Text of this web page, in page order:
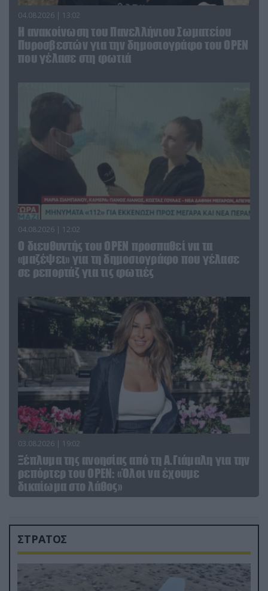
04.08.2026 | 13:02
Η ανακοίνωση του Πανελλήνιου Σωματείου
Πυροσβεστών για την δημοσιογράφο του OPEN
που γέλασε στη φωτιά
04.08.2026 | 12:02
O διευθυντής του OPEN προσπαθεί να τα
«μαζέψει» για τη δημοσιογράφο που γέλασε
σε ρεπορτάζ για τις φωτιές
03.08.2026 | 19:02
Ξέπλυμα της ανοησίας από τη Α.Γιάμαλη για την
ρεπόρτερ του ΟΡΕΝ: «Όλοι να έχουμε
δικαίωμα στο λάθος»
ΣΤΡΑΤΟΣ